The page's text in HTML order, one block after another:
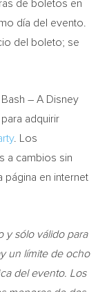
de boletos en
día del evento.
del boleto; se
– A Disney
adquirir
. Los
a cambios sin
página en internet
y sólo válido para
un límite de ocho
del evento. Los